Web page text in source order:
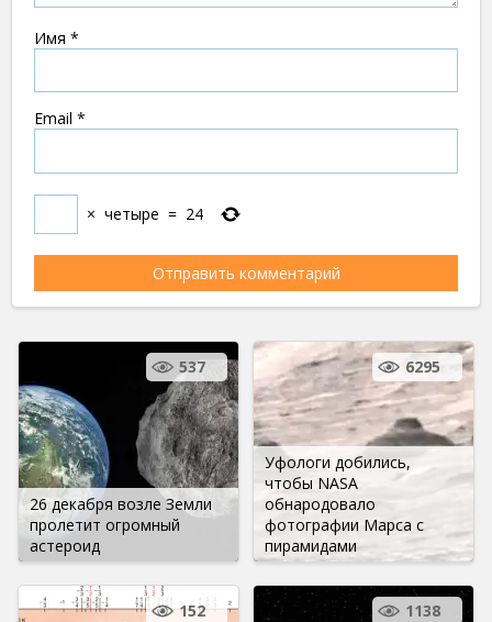
Имя *
Email *
× четыре = 24
26 декабря возле Земли
пролетит огромный
астероид
537
Уфологи добились,
чтобы NASA
обнародовало
фотографии Марса с
пирамидами
6295
152 1138